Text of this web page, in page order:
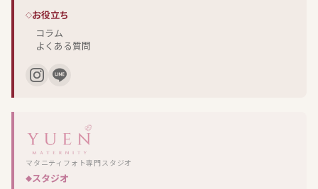
お役立ち
コラム
よくある質問
マタニティフォト専門スタジオ
スタジオ